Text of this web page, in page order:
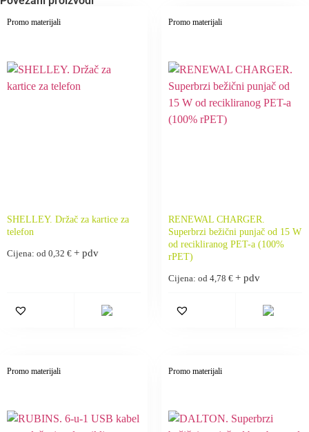
Promo materijali
SHELLEY. Držač za kartice za
telefon
Cijena: od 0,32 € + pdv
Promo materijali
RENEWAL CHARGER.
Superbrzi bežični punjač od 15 W
od recikliranog PET-a (100%
rPET)
Cijena: od 4,78 € + pdv
Promo materijali Promo materijali